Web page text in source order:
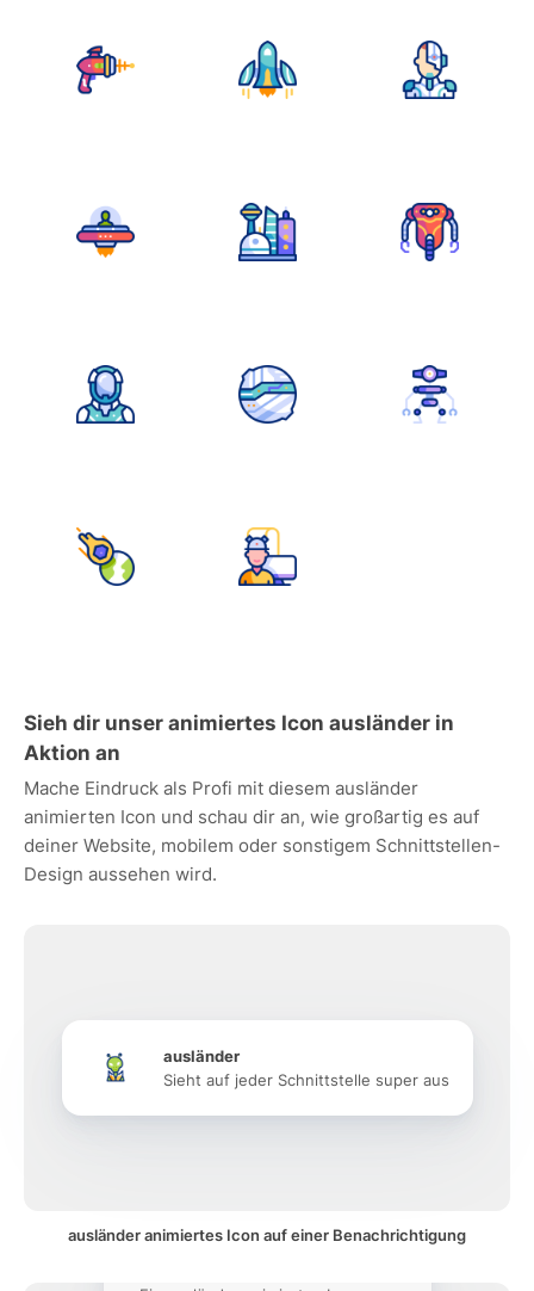
Sieh dir unser animiertes Icon ausländer in
Aktion an
Mache Eindruck als Profi mit diesem ausländer
animierten Icon und schau dir an, wie großartig es auf
deiner Website, mobilem oder sonstigem Schnittstellen-
Design aussehen wird.
ausländer
Sieht auf jeder Schnittstelle super aus
ausländer animiertes Icon auf einer Benachrichtigung